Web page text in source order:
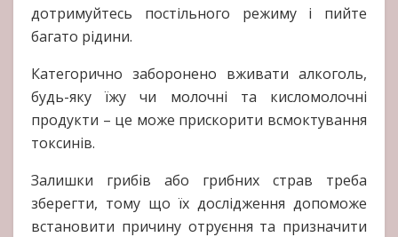
дотримуйтесь постільного режиму і пийте
багато рідини.
Категорично заборонено вживати алкоголь,
будь-яку їжу чи молочні та кисломолочні
продукти – це може прискорити всмоктування
токсинів.
Залишки грибів або грибних страв треба
зберегти, тому що їх дослідження допоможе
встановити причину отруєння та призначити